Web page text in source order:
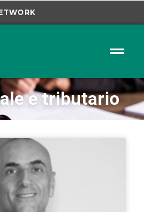
e tributario